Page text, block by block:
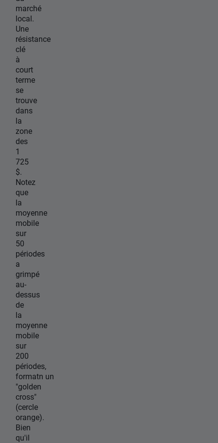
marché
local.
Une
résistance
clé
à
court
terme
se
trouve
dans
la
zone
des
1
725
$.
Notez
que
la
moyenne
mobile
sur
50
périodes
a
grimpé
au-
dessus
de
la
moyenne
mobile
sur
200
périodes,
formatn un
"golden
cross"
(cercle
orange).
Bien
qu'il